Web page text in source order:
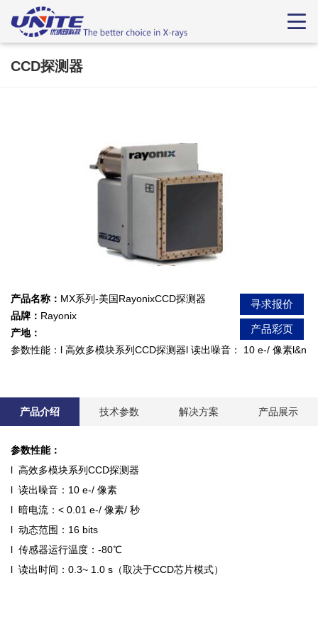
CCD探测器
寻求报价
产品彩页
产品名称： MX系列-美国RayonixCCD探测器
品牌： Rayonix
产地：
参数性能：l 高效多模块系列CCD探测器l 读出噪音： 10 e-/ 像素l&n
产品介绍 技术参数 解决方案 产品展示
参数性能：
l 高效多模块系列CCD探测器
l 读出噪音：10 e-/ 像素
l 暗电流：< 0.01 e-/ 像素/ 秒
l 动态范围：16 bits
l 传感器运行温度：-80℃
l 读出时间：0.3~ 1.0 s（取决于CCD芯片模式）